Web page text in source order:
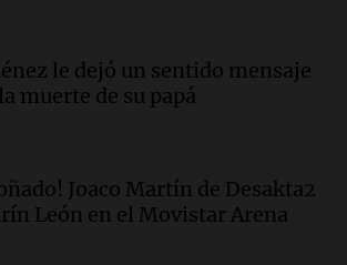
abogada de Pourrain:
se lo llevaron para
limpiaron 9.000
río Suquía y retiraron hasta
le dejó un sentido mensaje
muerte de su papá
Joaco Martín de Desakta2
León en el Movistar Arena